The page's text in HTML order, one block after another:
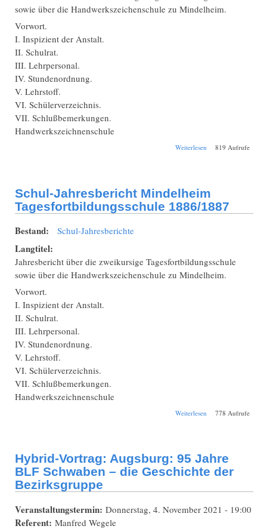
sowie über die Handwerkszeichenschule zu Mindelheim.
Vorwort.
I. Inspizient der Anstalt.
II. Schulrat.
III. Lehrpersonal.
IV. Stundenordnung.
V. Lehrstoff.
VI. Schülerverzeichnis.
VII. Schlußbemerkungen.
Handwerkszeichnenschule
Weiterlesen über Schul-
819 Aufrufe
Schul-Jahresbericht Mindelheim
Tagesfortbildungsschule 1886/1887
Bestand: Schul-Jahresberichte
Langtitel:
Jahresbericht über die zweikursige Tagesfortbildungsschule
sowie über die Handwerkszeichenschule zu Mindelheim.
Vorwort.
I. Inspizient der Anstalt.
II. Schulrat.
III. Lehrpersonal.
IV. Stundenordnung.
V. Lehrstoff.
VI. Schülerverzeichnis.
VII. Schlußbemerkungen.
Handwerkszeichnenschule
Weiterlesen über Schul-
778 Aufrufe
Hybrid-Vortrag: Augsburg: 95 Jahre
BLF Schwaben – die Geschichte der
Bezirksgruppe
Veranstaltungstermin: Donnerstag, 4. November 2021 - 19:00
Referent: Manfred Wegele